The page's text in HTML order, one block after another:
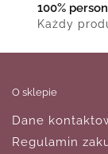
100%
Każdy
O sklepie
Dane
Regulamin